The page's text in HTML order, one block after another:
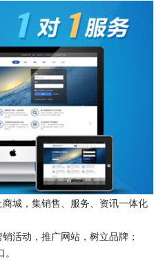
城，集销售、服务、资讯一体化
活动，推广网站，树立品牌；